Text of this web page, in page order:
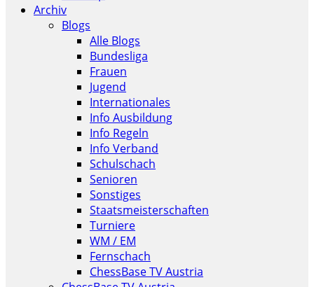
Archiv
Blogs
Alle Blogs
Bundesliga
Frauen
Jugend
Internationales
Info Ausbildung
Info Regeln
Info Verband
Schulschach
Senioren
Sonstiges
Staatsmeisterschaften
Turniere
WM / EM
Fernschach
ChessBase TV Austria